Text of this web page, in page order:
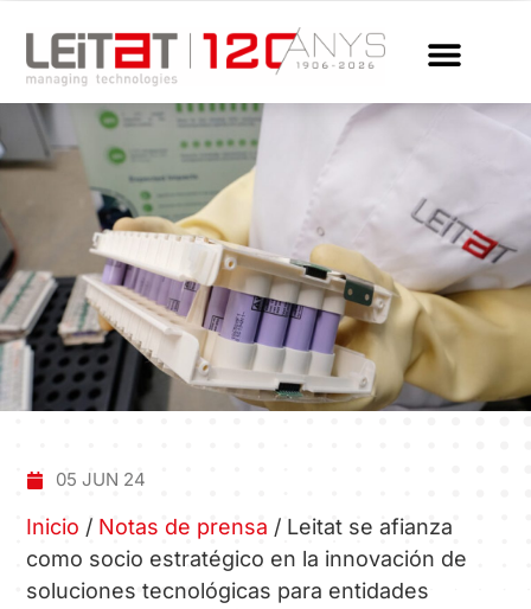
05 JUN 24
Inicio / Notas de prensa / Leitat se afianza
como socio estratégico en la innovación de
soluciones tecnológicas para entidades